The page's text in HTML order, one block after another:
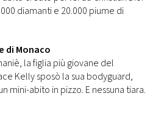
diamanti e 20.000 piume di
di Monaco
la figlia più giovane del
Kelly sposò la sua bodyguard,
mini-abito in pizzo. E nessuna tiara.